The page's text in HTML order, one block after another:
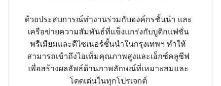
ด้วยประสบการณ์ทำงานร่วมกับองค์กรชั้นนำ และ
เครือข่ายความสัมพันธ์ที่แข็งแกร่งกับบูติกแฟชั่น
พรีเมียมและดีไซเนอร์ชั้นนำในกรุงเทพฯ ทำให้
สามารถเข้าถึงไอเท็มคุณภาพสูงและเอ็กซ์คลูซีฟ
เพื่อสร้างผลลัพธ์ด้านภาพลักษณ์ที่เหมาะสมและ
โดดเด่นในทุกโปรเจกต์